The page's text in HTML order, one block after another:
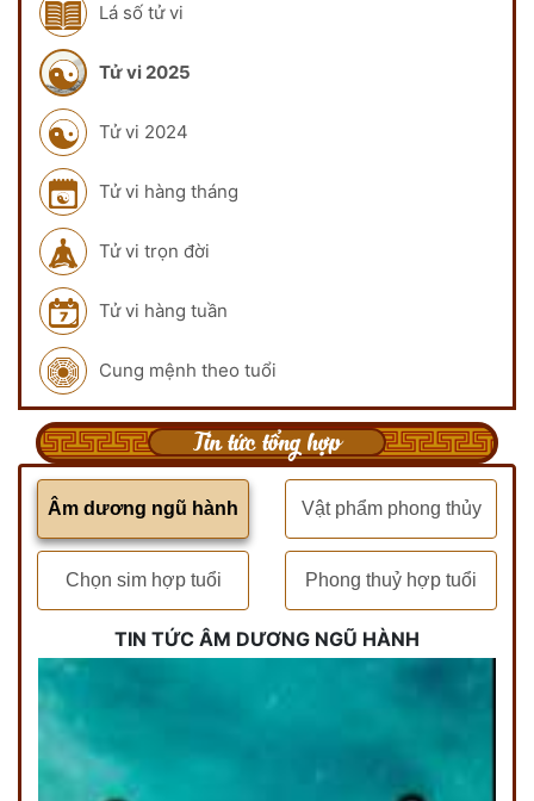
Lá số tử vi
Tử vi 2025
Tử vi 2024
Tử vi hàng tháng
Tử vi trọn đời
Tử vi hàng tuần
Cung mệnh theo tuổi
Tin tức tổng hợp
Âm dương ngũ hành Vật phẩm phong thủy
Chọn sim hợp tuổi Phong thuỷ hợp tuổi
TIN TỨC ÂM DƯƠNG NGŨ HÀNH